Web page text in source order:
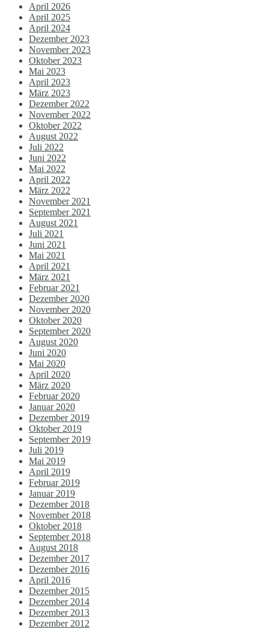
April 2026
April 2025
April 2024
Dezember 2023
November 2023
Oktober 2023
Mai 2023
April 2023
März 2023
Dezember 2022
November 2022
Oktober 2022
August 2022
Juli 2022
Juni 2022
Mai 2022
April 2022
März 2022
November 2021
September 2021
August 2021
Juli 2021
Juni 2021
Mai 2021
April 2021
März 2021
Februar 2021
Dezember 2020
November 2020
Oktober 2020
September 2020
August 2020
Juni 2020
Mai 2020
April 2020
März 2020
Februar 2020
Januar 2020
Dezember 2019
Oktober 2019
September 2019
Juli 2019
Mai 2019
April 2019
Februar 2019
Januar 2019
Dezember 2018
November 2018
Oktober 2018
September 2018
August 2018
Dezember 2017
Dezember 2016
April 2016
Dezember 2015
Dezember 2014
Dezember 2013
Dezember 2012